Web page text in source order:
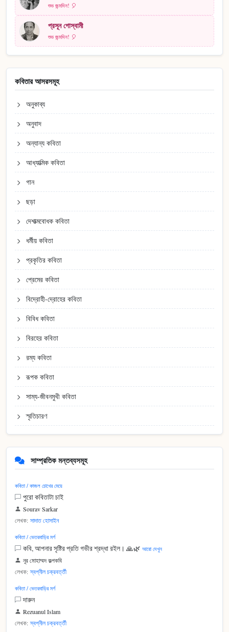
শুভ জন্মদিন! 🎈
প্রসূন গোস্বামী
শুভ জন্মদিন! 🎈
কবিতার আসরসমূহ
অনুকাব্য
অনুবাদ
অন্যান্য কবিতা
আধ্যাত্মিক কবিতা
গান
ছড়া
দেশাত্মবোধক কবিতা
ধর্মীয় কবিতা
প্রকৃতির কবিতা
প্রেমের কবিতা
বিদ্রোহী-দ্রোহের কবিতা
বিবিধ কবিতা
বিরহের কবিতা
রম্য কবিতা
রূপক কবিতা
সাম্য-জীবনমুখী কবিতা
স্মৃতিচারণ
সাম্প্রতিক মন্তব্যসমূহ
কবিতা / কাজল চোখের মেয়ে
পুরো কবিতাটা চাই
Sourav Sarkar
লেখক: সাদাত হোসাইন
কবিতা / ভেতরবাড়ির মর্গ
কবি, আপনার সৃষ্টির প্রতি গভীর শ্রদ্ধা রইল। 🙏🌿 আরো দেখুন
নূর মোহাম্মদ কল্পকবি
লেখক: স্বপ্নীল চক্রবর্ত্তী
কবিতা / ভেতরবাড়ির মর্গ
দারুন
Rezuanul Islam
লেখক: স্বপ্নীল চক্রবর্ত্তী